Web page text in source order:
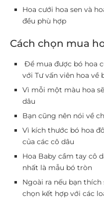
Hoa cưới hoa sen và
đều phù hợp
Cách chọn mua
Để mua được bó hoa
với Tư vấn viên hoa về
Vì mỗi một màu hoa
dâu
Bạn cũng nên nói về
Vì kích thước bó hoa
của các cô dâu
Hoa Baby cầm tay cô
nhất là mẫu bó tròn
Ngoài ra nếu bạn
chọn kết hợp với các